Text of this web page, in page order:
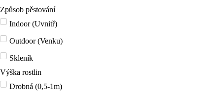
Způsob pěstování
Indoor (Uvnitř)
Outdoor (Venku)
Skleník
Výška rostlin
Drobná (0,5-1m)